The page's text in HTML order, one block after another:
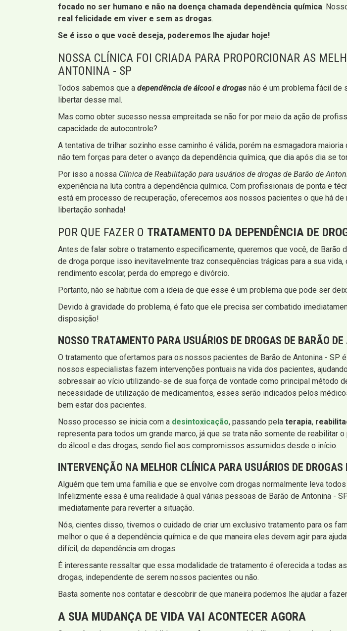
focado no ser humano e não na doença chamada dependência química.
real felicidade em viver e sem as drogas.
Se é isso o que você deseja, poderemos lhe ajudar hoje!
NOSSA CLÍNICA FOI CRIADA PARA PROPORCIONAR AS
ANTONINA - SP
Todos sabemos que a dependência de álcool e drogas não é um problema fácil de
libertar desse mal.
Mas como obter sucesso nessa empreitada se não for por meio da ação de
capacidade de autocontrole?
A tentativa de trilhar sozinho esse caminho é válida, porém na esmagadora
não tem forças para deter o avanço da dependência química, que dia após dia se
Por isso a nossa Clínica de Reabilitação para usuários de drogas de Barão de
experiência na luta contra a dependência química. Com profissionais de ponta e
está em processo de recuperação, oferecemos aos nossos pacientes o que há
libertação sonhada!
POR QUE FAZER O TRATAMENTO DA DEPENDÊNCIA DE
Antes de falar sobre o tratamento especificamente, queremos que você, de Barão
de droga porque isso inevitavelmente traz consequências trágicas para a sua
rendimento escolar, perda do emprego e divórcio.
Portanto, não se habitue com a ideia de que esse é um problema que pode ser
Devido à gravidade do problema, é fato que ele precisa ser combatido
disposição!
NOSSO TRATAMENTO PARA USUÁRIOS DE DROGAS DE BARÃO
O tratamento que ofertamos para os nossos pacientes de Barão de Antonina -
nossos especialistas fazem intervenções pontuais na vida dos pacientes,
sobressair ao vício utilizando-se de sua força de vontade como principal método
necessidade de utilização de medicamentos, esses serão indicados pelos
bem estar dos pacientes.
Nosso processo se inicia com a desintoxicação, passando pela terapia,
representa para todos um grande marco, já que se trata não somente de
do álcool e das drogas, sendo fiel aos compromissos assumidos desde o início.
INTERVENÇÃO NA MELHOR CLÍNICA PARA USUÁRIOS DE
Alguém que tem uma família e que se envolve com drogas normalmente leva
Infelizmente essa é uma realidade à qual várias pessoas de Barão de Antonina -
imediatamente para reverter a situação.
Nós, cientes disso, tivemos o cuidado de criar um exclusivo tratamento para os
melhor o que é a dependência química e de que maneira eles devem agir para
difícil, de dependência em drogas.
É interessante ressaltar que essa modalidade de tratamento é oferecida a todas
drogas, independente de serem nossos pacientes ou não.
Basta somente nos contatar e descobrir de que maneira podemos lhe ajudar a
A SUA MUDANÇA DE VIDA VAI ACONTECER AGORA